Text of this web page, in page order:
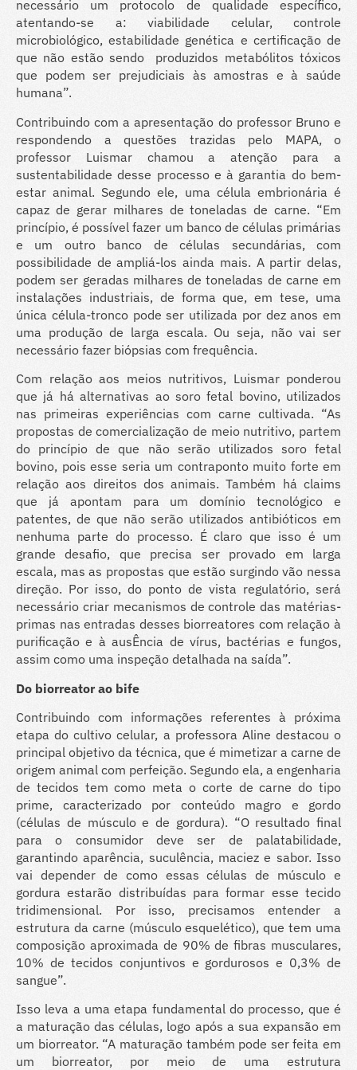
necessário um protocolo de qualidade específico,
atentando-se a: viabilidade celular, controle
microbiológico, estabilidade genética e certificação de
que não estão sendo produzidos metabólitos tóxicos
que podem ser prejudiciais às amostras e à saúde
humana”.
Contribuindo com a apresentação do professor Bruno e
respondendo a questões trazidas pelo MAPA, o
professor Luismar chamou a atenção para a
sustentabilidade desse processo e à garantia do bem-
estar animal. Segundo ele, uma célula embrionária é
capaz de gerar milhares de toneladas de carne. “Em
princípio, é possível fazer um banco de células primárias
e um outro banco de células secundárias, com
possibilidade de ampliá-los ainda mais. A partir delas,
podem ser geradas milhares de toneladas de carne em
instalações industriais, de forma que, em tese, uma
única célula-tronco pode ser utilizada por dez anos em
uma produção de larga escala. Ou seja, não vai ser
necessário fazer biópsias com frequência.
Com relação aos meios nutritivos, Luismar ponderou
que já há alternativas ao soro fetal bovino, utilizados
nas primeiras experiências com carne cultivada. “As
propostas de comercialização de meio nutritivo, partem
do princípio de que não serão utilizados soro fetal
bovino, pois esse seria um contraponto muito forte em
relação aos direitos dos animais. Também há claims
que já apontam para um domínio tecnológico e
patentes, de que não serão utilizados antibióticos em
nenhuma parte do processo. É claro que isso é um
grande desafio, que precisa ser provado em larga
escala, mas as propostas que estão surgindo vão nessa
direção. Por isso, do ponto de vista regulatório, será
necessário criar mecanismos de controle das matérias-
primas nas entradas desses biorreatores com relação à
purificação e à ausÊncia de vírus, bactérias e fungos,
assim como uma inspeção detalhada na saída”.
Do biorreator ao bife
Contribuindo com informações referentes à próxima
etapa do cultivo celular, a professora Aline destacou o
principal objetivo da técnica, que é mimetizar a carne de
origem animal com perfeição. Segundo ela, a engenharia
de tecidos tem como meta o corte de carne do tipo
prime, caracterizado por conteúdo magro e gordo
(células de músculo e de gordura). “O resultado final
para o consumidor deve ser de palatabilidade,
garantindo aparência, suculência, maciez e sabor. Isso
vai depender de como essas células de músculo e
gordura estarão distribuídas para formar esse tecido
tridimensional. Por isso, precisamos entender a
estrutura da carne (músculo esquelético), que tem uma
composição aproximada de 90% de fibras musculares,
10% de tecidos conjuntivos e gordurosos e 0,3% de
sangue”.
Isso leva a uma etapa fundamental do processo, que é
a maturação das células, logo após a sua expansão em
um biorreator. “A maturação também pode ser feita em
um biorreator, por meio de uma estrutura